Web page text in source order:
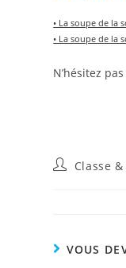
• La soupe de la
• La soupe de la
N’hésitez
Auteur/
Classe
VOUS